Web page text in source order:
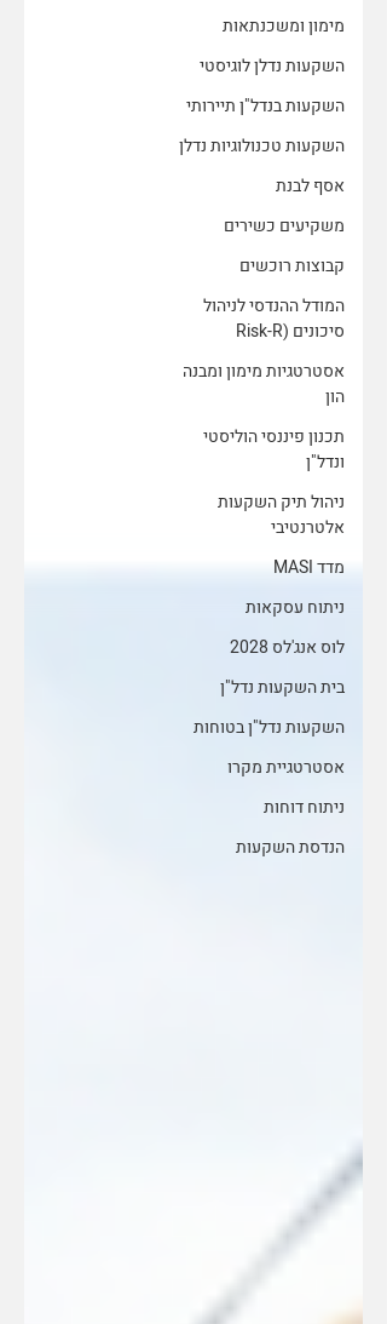
מימון ומשכנתאות
השקעות נדלן לוגיסטי
השקעות בנדל"ן תיירותי
השקעות טכנולוגיות נדלן
אסף לבנת
משקיעים כשירים
קבוצות רוכשים
המודל ההנדסי לניהול
סיכונים (Risk-R
אסטרטגיות מימון ומבנה
הון
תכנון פיננסי הוליסטי
ונדל"ן
ניהול תיק השקעות
אלטרנטיבי
מדד MASI
ניתוח עסקאות
לוס אנג'לס 2028
בית השקעות נדל"ן
השקעות נדל"ן בטוחות
אסטרטגיית מקרו
ניתוח דוחות
הנדסת השקעות